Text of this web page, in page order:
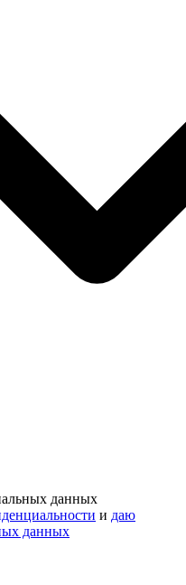
данных
и даю
данных